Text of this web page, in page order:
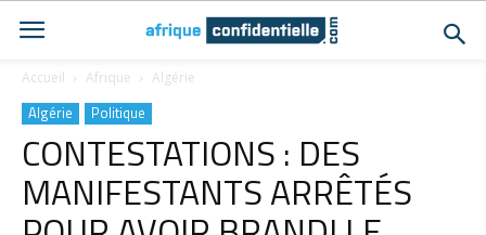
Accueil Afrique Algérie
Algérie Politique
CONTESTATIONS : DES
MANIFESTANTS ARRÊTÉS